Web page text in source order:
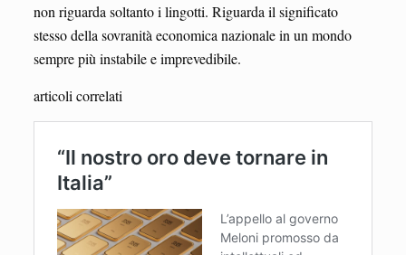
non riguarda soltanto i lingotti. Riguarda il significato
stesso della sovranità economica nazionale in un mondo
sempre più instabile e imprevedibile.
articoli correlati